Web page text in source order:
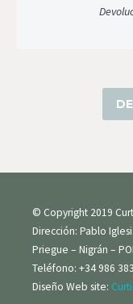
© Copyright 2019
Dirección: Pablo
Priegue – Nigrán –
Teléfono: +34 986
Diseño Web site: